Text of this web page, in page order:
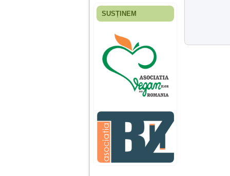
Fiica mea s-a nascut
ani, privind in urma
realizez cat de multe
greseli am facut in
educatia si cresterea
ei, am fost o mama
egoista, preocupata
de implinirea
profesionala, cand ea
era mica am neglijat-
agresiva, orice
greseala era taxata cu
o palma sau pedepse.
De 4 ani am o relatie
serioasa cu un barbat
SUSȚINEM